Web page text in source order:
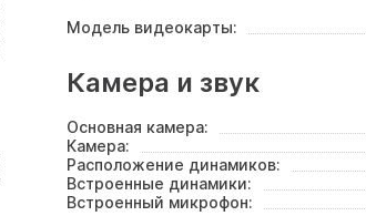
Модель видеокарты:
Камера и звук
Основная камера:
Камера:
Расположение динамиков:
Встроенные динамики:
Встроенный микрофон: